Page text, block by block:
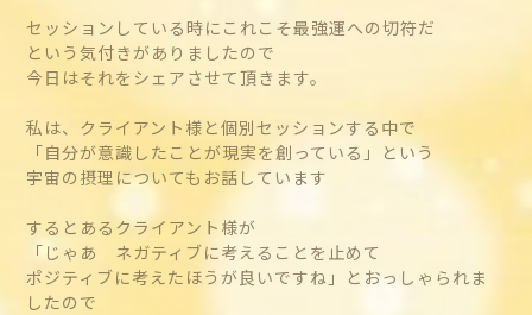
セッションしている時にこれこそ最強運への切符だ
という気付きがありましたので
今日はそれをシェアさせて頂きます。
私は、クライアント様と個別セッションする中で
「自分が意識したことが現実を創っている」という
宇宙の摂理についてもお話しています
するとあるクライアント様が
「じゃあ ネガティブに考えることを止めて
ポジティブに考えたほうが良いですね」とおっしゃられま
したので